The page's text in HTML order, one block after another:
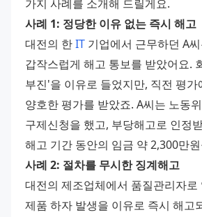
가지 사례를 소개해 드릴게요.
사례 1: 정당한 이유 없는 즉시 해고
대전의 한 IT 기업에서 근무하던 A
갑작스럽게 해고 통보를 받았어요.
부진'을 이유로 들었지만, 직전 평가
양호한 평가를 받았죠. A씨는 노동
구제신청을 했고, 부당해고로 인정
해고 기간 동안의 임금 약 2,300만
사례 2: 절차를 무시한 징계해고
대전의 제조업체에서 품질관리자로
제품 하자 발생을 이유로 즉시 해고